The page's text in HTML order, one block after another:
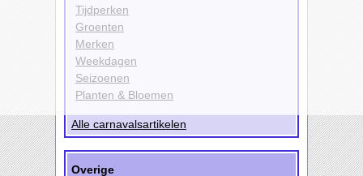
Tijdperken
Groenten
Merken
Weekdagen
Seizoenen
Planten & Bloemen
Alle carnavalsartikelen
Overige